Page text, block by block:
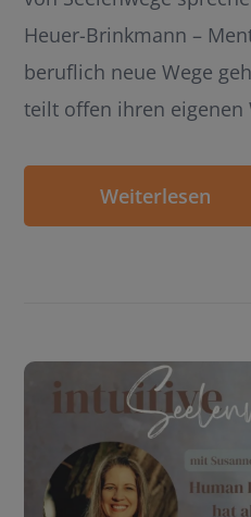
Heuer-Brinkmann –
beruflich neue Wege
teilt offen ihren eigenen
Weiterlesen